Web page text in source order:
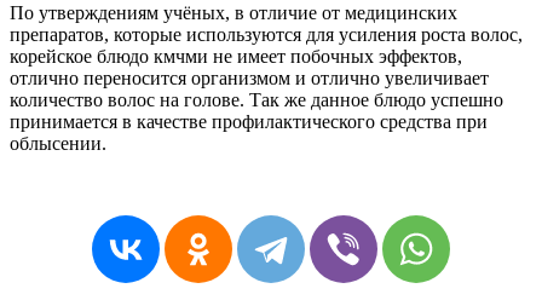
По утверждениям учёных, в отличие от медицинских
препаратов, которые используются для усиления роста волос,
корейское блюдо кмчми не имеет побочных эффектов,
отлично переносится организмом и отлично увеличивает
количество волос на голове. Так же данное блюдо успешно
принимается в качестве профилактического средства при
облысении.